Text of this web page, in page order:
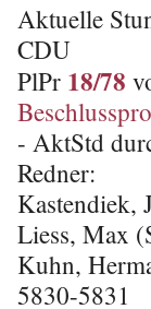
Aktuelle
CDU
PlPr 18/78
- AktStd
Redner:
Kastendiek,
Liess, Max
Kuhn,
5830-5831